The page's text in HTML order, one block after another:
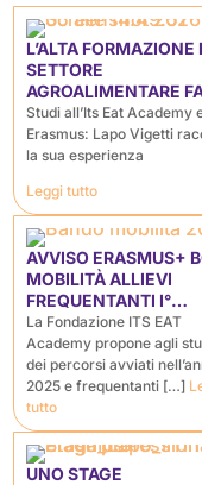
L’ALTA FORMAZIONE
SETTORE
AGROALIMENTARE
CULTURA
Studi all’Its Eat Academy
Erasmus: Lapo Vigetti
la sua esperienza
Leggi tutto
AVVISO ERASMUS+
MOBILITÀ ALLIEVI
FREQUENTANTI I°
ANNUALITÀ
AVVIATI A.F. 2025)
La Fondazione ITS EAT
Academy propone agli
dei percorsi avviati
2025 e frequentanti […]
tutto
UNO STAGE